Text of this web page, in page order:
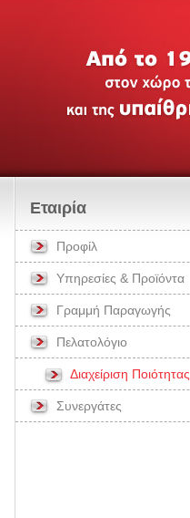
Εταιρία
Προφίλ
Υπηρεσίες & Προϊόντα
Γραμμή Παραγωγής
Πελατολόγιο
Διαχείριση Ποιότητας
Συνεργάτες